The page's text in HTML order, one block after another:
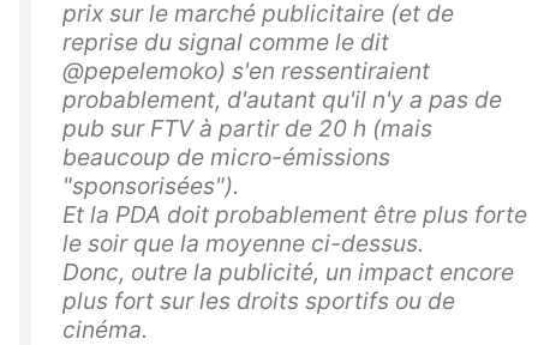
prix sur le marché publicitaire (et de
reprise du signal comme le dit
@pepelemoko) s'en ressentiraient
probablement, d'autant qu'il n'y a pas de
pub sur FTV à partir de 20 h (mais
beaucoup de micro-émissions
"sponsorisées").
Et la PDA doit probablement être plus forte
le soir que la moyenne ci-dessus.
Donc, outre la publicité, un impact encore
plus fort sur les droits sportifs ou de
cinéma.